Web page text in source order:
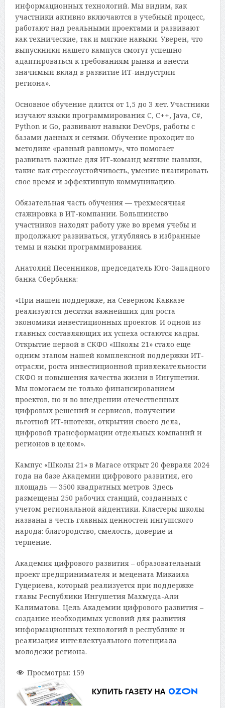
информационных технологий. Мы видим, как
участники активно включаются в учебный процесс,
работают над реальными проектами и развивают
как технические, так и мягкие навыки. Уверен, что
выпускники нашего кампуса смогут успешно
адаптироваться к требованиям рынка и внести
значимый вклад в развитие ИТ-индустрии
региона».
Основное обучение длится от 1,5 до 3 лет. Участники
изучают языки программирования C, C++, Java, C#,
Python и Go, развивают навыки DevOps, работы с
базами данных и сетями. Обучение проходит по
методике «равный равному», что помогает
развивать важные для ИТ-команд мягкие навыки,
такие как стрессоустойчивость, умение планировать
свое время и эффективную коммуникацию.
Обязательная часть обучения — трехмесячная
стажировка в ИТ-компании. Большинство
участников находят работу уже во время учебы и
продолжают развиваться, углубляясь в избранные
темы и языки программирования.
Анатолий Песенников, председатель Юго-Западного
банка Сбербанка:
«При нашей поддержке, на Северном Кавказе
реализуются десятки важнейших для роста
экономики инвестиционных проектов. И одной из
главных составляющих их успеха остаются кадры.
Открытие первой в СКФО «Школы 21» стало еще
одним этапом нашей комплексной поддержки ИТ-
отрасли, роста инвестиционной привлекательности
СКФО и повышения качества жизни в Ингушетии.
Мы помогаем не только финансированием
проектов, но и во внедрении отечественных
цифровых решений и сервисов, получении
льготной ИТ-ипотеки, открытии своего дела,
цифровой трансформации отдельных компаний и
регионов в целом».
Кампус «Школы 21» в Магасе открыт 20 февраля 2024
года на базе Академии цифрового развития, его
площадь — 3500 квадратных метров. Здесь
размещены 250 рабочих станций, созданных с
учетом региональной айдентики. Кластеры школы
названы в честь главных ценностей ингушского
народа: благородство, смелость, доверие и
терпение.
Академия цифрового развития – образовательный
проект предпринимателя и мецената Микаила
Гуцериева, который реализуется при поддержке
главы Республики Ингушетия Махмуда-Али
Калиматова. Цель Академии цифрового развития –
создание необходимых условий для развития
информационных технологий в республике и
реализация интеллектуального потенциала
молодежи региона.
Просмотры: 159